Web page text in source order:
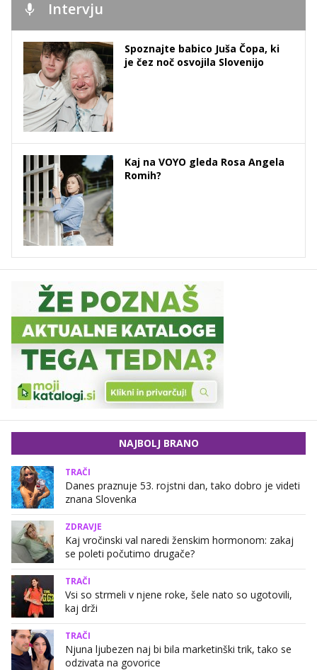
Intervju
Spoznajte babico Juša Čopa, ki
je čez noč osvojila Slovenijo
Kaj na VOYO gleda Rosa Angela
Romih?
NAJBOLJ BRANO
TRAČI
Danes praznuje 53. rojstni dan, tako dobro je videti
znana Slovenka
ZDRAVJE
Kaj vročinski val naredi ženskim hormonom: zakaj
se poleti počutimo drugače?
TRAČI
Vsi so strmeli v njene roke, šele nato so ugotovili,
kaj drži
TRAČI
Njuna ljubezen naj bi bila marketinški trik, tako se
odzivata na govorice